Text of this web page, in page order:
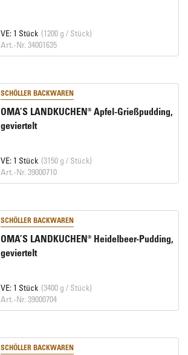
VE: 1 Stück (1200 g / Stück)
Art.-Nr. 34001635
SCHÖLLER BACKWAREN
OMA’S LANDKUCHEN® Apfel-Grießpudding,
geviertelt
VE: 1 Stück (3150 g / Stück)
Art.-Nr. 39000710
SCHÖLLER BACKWAREN
OMA’S LANDKUCHEN® Heidelbeer-Pudding,
geviertelt
VE: 1 Stück (3400 g / Stück)
Art.-Nr. 39000704
SCHÖLLER BACKWAREN